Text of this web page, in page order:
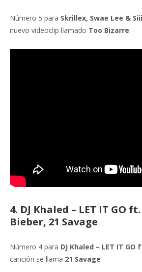
Número 5 para Skrillex, Swae Lee &
nuevo videoclip llamado Too Bizarre:
4. DJ Khaled – LET IT GO
Bieber, 21 Savage
Número 4 para DJ Khaled – LET IT
canción se llama 21 Savage